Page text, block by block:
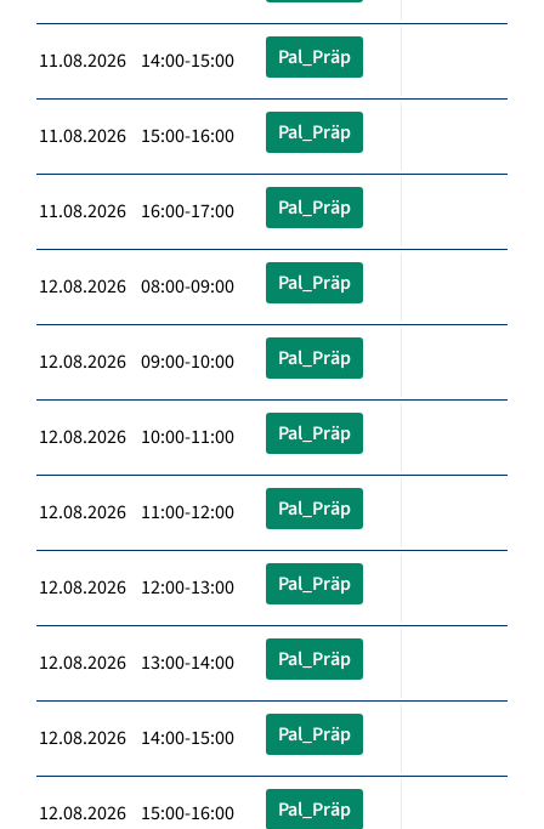
11.08.2026 14:00-15:00 Pal_Präp
11.08.2026 15:00-16:00 Pal_Präp
11.08.2026 16:00-17:00 Pal_Präp
12.08.2026 08:00-09:00 Pal_Präp
12.08.2026 09:00-10:00 Pal_Präp
12.08.2026 10:00-11:00 Pal_Präp
12.08.2026 11:00-12:00 Pal_Präp
12.08.2026 12:00-13:00 Pal_Präp
12.08.2026 13:00-14:00 Pal_Präp
12.08.2026 14:00-15:00 Pal_Präp
12.08.2026 15:00-16:00 Pal_Präp